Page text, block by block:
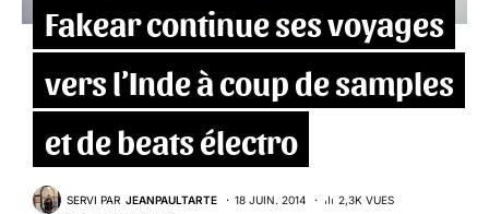
Fakear continue ses voyages
vers l’Inde à coup de samples
et de beats électro
SERVI PAR JEANPAULTARTE 18 JUIN. 2014
2,3K VUES